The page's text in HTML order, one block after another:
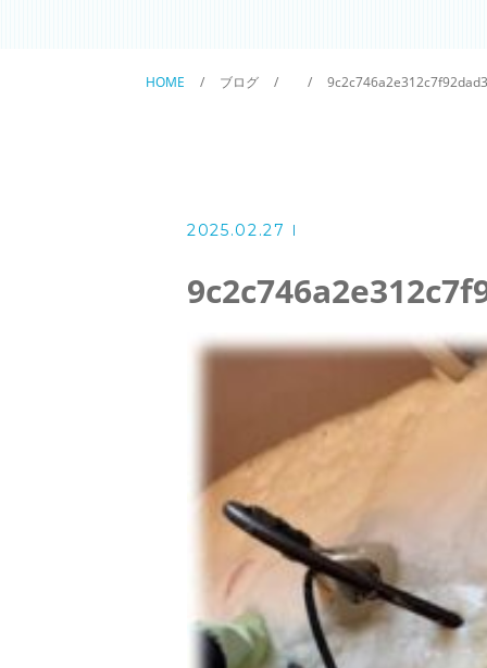
クリニック施設清掃
風呂釜洗浄・追い炊き配管クリ
スタッフ
アクセス
ブログ
ザ・そうじ職人からのお
HOME ブログ
2025.02.27